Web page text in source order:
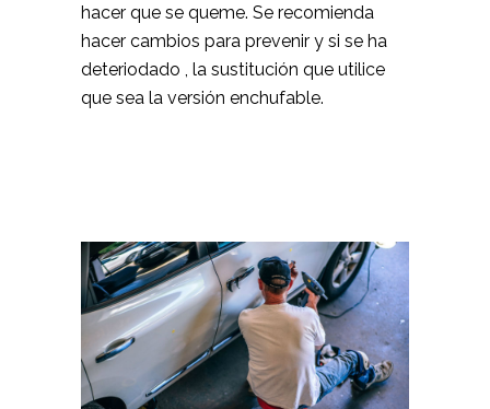
hacer que se queme. Se recomienda
hacer cambios para prevenir y si se ha
deteriodado , la sustitución que utilice
que sea la versión enchufable.